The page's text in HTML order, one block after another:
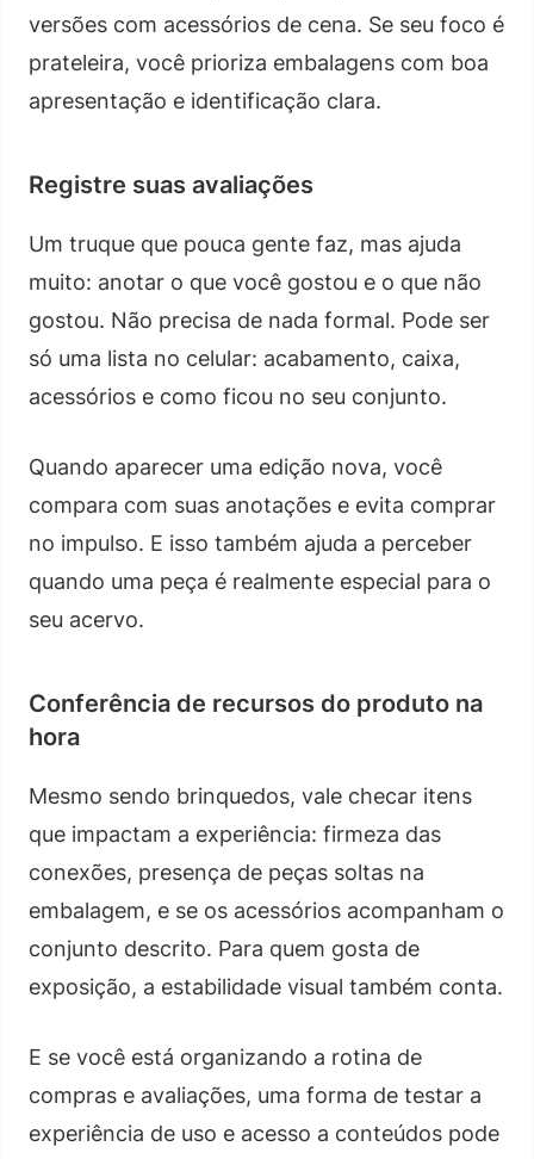
versões com acessórios de cena. Se seu foco é
prateleira, você prioriza embalagens com boa
apresentação e identificação clara.
Registre suas avaliações
Um truque que pouca gente faz, mas ajuda
muito: anotar o que você gostou e o que não
gostou. Não precisa de nada formal. Pode ser
só uma lista no celular: acabamento, caixa,
acessórios e como ficou no seu conjunto.
Quando aparecer uma edição nova, você
compara com suas anotações e evita comprar
no impulso. E isso também ajuda a perceber
quando uma peça é realmente especial para o
seu acervo.
Conferência de recursos do produto na
hora
Mesmo sendo brinquedos, vale checar itens
que impactam a experiência: firmeza das
conexões, presença de peças soltas na
embalagem, e se os acessórios acompanham o
conjunto descrito. Para quem gosta de
exposição, a estabilidade visual também conta.
E se você está organizando a rotina de
compras e avaliações, uma forma de testar a
experiência de uso e acesso a conteúdos pode